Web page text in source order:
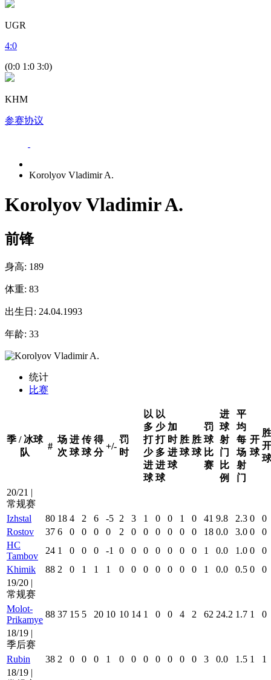
UGR
4:0
(0:0 1:0 3:0)
KHM
参赛协议
Korolyov Vladimir A.
Korolyov Vladimir A.
前锋
身高: 189
体重: 83
出生日: 24.04.1993
年龄: 33
统计
比赛
季 / 冰球
队
#
场
次
进
球
传
球
得
分
+/-
罚
时
以
多
打
少
进
球
以
少
打
多
进
球
加
时
进
球
胜
球
胜
球
罚
球
比
赛
进
球
射
门
比
例
平
均
每
场
射
门
开
球
胜
开
球
20/21 |
常规赛
Izhstal
80 18 4 2 6 -5 2 3 1 0 0 1 0 41 9.8 2.3 0
0
Rostov
37 6 0 0 0 0 2 0 0 0 0 0 0 18 0.0 3.0 0
0
HC
Tambov
24 1 0 0 0 -1 0 0 0 0 0 0 0 1 0.0 1.0 0
0
Khimik
88 2 0 1 1 1 0 0 0 0 0 0 0 1 0.0 0.5 0
0
19/20 |
常规赛
Molot-
Prikamye
88 37 15 5 20 10 10 14 1 0 0 4 2 62 24.2 1.7 1
0
18/19 |
季后赛
Rubin
38 2 0 0 0 1 0 0 0 0 0 0 0 3 0.0 1.5 1
1
18/19 |